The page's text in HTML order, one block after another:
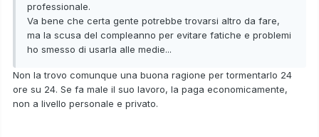
professionale.
Va bene che certa gente potrebbe trovarsi altro da fare,
ma la scusa del compleanno per evitare fatiche e problemi
ho smesso di usarla alle medie...
Non la trovo comunque una buona ragione per tormentarlo 24
ore su 24. Se fa male il suo lavoro, la paga economicamente,
non a livello personale e privato.